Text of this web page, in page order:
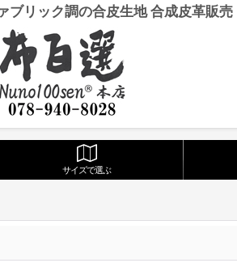
ブリック調の合皮生地 合成皮革販売
サイズで選ぶ